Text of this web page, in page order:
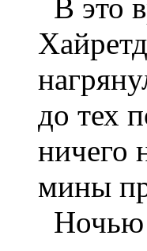
В это
до тех
ничего
мины
Ночью